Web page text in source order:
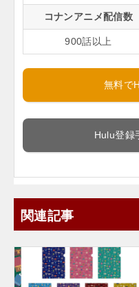
コナンアニメ配信数
900話以上
無料で
Hulu登録
関連記事